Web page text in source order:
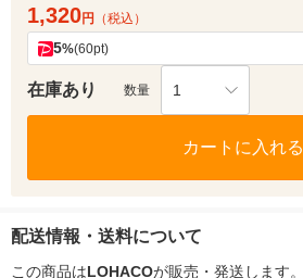
1,320円 （税込）
5%(60pt)
在庫あり 数量 1
カートに入れる
配送情報・送料について
この商品はLOHACOが販売・発送します。